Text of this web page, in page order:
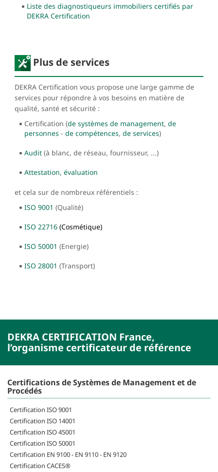
Liste des diagnostiqueurs immobiliers certifiés par
DEKRA Certification
Plus de services
DEKRA Certification vous propose une large gamme de
services pour répondre à vos besoins en matière de
qualité, santé et sécurité :
Certification (de systèmes de management, de
personnes - de compétences, de services)
Audit (à blanc, de réseau, fournisseur, ...)
Attestation, évaluation
et cela sur de nombreux référentiels :
ISO 9001 (Qualité)
ISO 22716 (Cosmétique)
ISO 50001 (Energie)
ISO 28001 (Transport)
DEKRA CERTIFICATION France,
l’organisme certificateur de référence
Certifications de Systèmes de Management et de
Procédés
Certification ISO 9001
Certification ISO 14001
Certification ISO 45001
Certification ISO 50001
Certification EN 9100 - EN 9110 - EN 9120
Certification CACES®